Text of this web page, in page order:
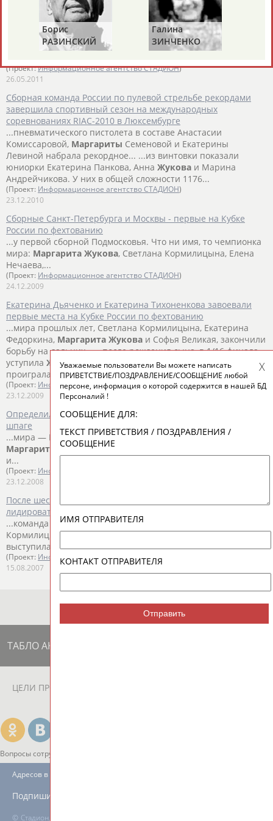
...Григорьян Кирилл, Коваленко Сергей, Седов Дмитрий,
СемёноваМаргарита, Барсукова Екатерина, Медведева
Светлана, Шалайкина... ...команды вошли: Пулевая стрельба
Григорова Галина,Жукова
Анна, Ивачёва Алина, Ченцова
(Проект:Информационное агентство СТАДИОН)
26.05.2011
Сборная команда России по пулевой стрельбе рекордами
завершила спортивный сезон на международных
соревнованиях RIAC-2010 в Люксембурге
...пневматического пистолета в составе Анастасии
Комиссаровой, Маргариты Семеновой и Екатерины
Левиной набрала рекордное... ...из винтовки показали
юниорки Екатерина Панкова, Анна Жукова и Марина
Андрейчикова. У них в общей сложности 1176...
(Проект: Информационное агентство СТАДИОН)
23.12.2010
Сборные Санкт-Петербурга и Москвы - первые на Кубке
России по фехтованию
...у первой сборной Подмосковья. Что ни имя, то чемпионка
мира: Маргарита Жукова, Светлана Кормилицына, Елена
Нечаева,...
(Проект: Информационное агентство СТАДИОН)
24.12.2009
Екатерина Дьяченко и Екатерина Тихоненкова завоевали
первые места на Кубке России по фехтованию
...мира прошлых лет, Светлана Кормилицына, Екатерина
Федоркина, Маргарита Жукова и Софья Великая, закончили
борьбу на дальних... ...после рождения сына, в 1/16 финала
уступила Жуковой— 6:15. Та, в свою очередь, в 1/8 финала
проиграла...
(Проект: Информационное агентство СТАДИОН )
23.12.2009
Определились сильнейшие женские команды по сабле и по
шпаге
...мира — Екатерина Федоркина, Светлана Кормилицына и
Маргарита
Жукова, а также обладательница серебряной
и...
(Проект: Информационное агентство СТАДИОН
23.12.2008
После шестого дня сборная России продолжает уверенно
лидировать на Универсиаде-2007
...команда России (Екатерина Дьяченко, Светлана
Кормилицына,Маргарита Жукова, Вероника Данилова)
выступила успешно,...
(Проект: Информационное агентство СТАДИОН
15.08.2007
ТАБЛО АКТИВНОСТИ
ЦЕЛИ ПРОЕКТА
Вопросы сотрудничества и совместной деятельности
© Стадион, 1998-2026
Адресов в новостной рассылке: 996
Подпишись
Борис
РАЗИНСКИЙ
Галина
ЗИНЧЕНКО
Уважаемые пользователи Вы можете написать
ПРИВЕТСТВИЕ/ПОЗДРАВЛЕНИЕ/СООБЩЕНИЕ любой
персоне, информация о которой содержится в нашей БД
Персоналий !
СООБЩЕНИЕ ДЛЯ:
ТЕКСТ ПРИВЕТСТВИЯ / ПОЗДРАВЛЕНИЯ /
СООБЩЕНИЕ
ИМЯ ОТПРАВИТЕЛЯ
КОНТАКТ ОТПРАВИТЕЛЯ
Отправить